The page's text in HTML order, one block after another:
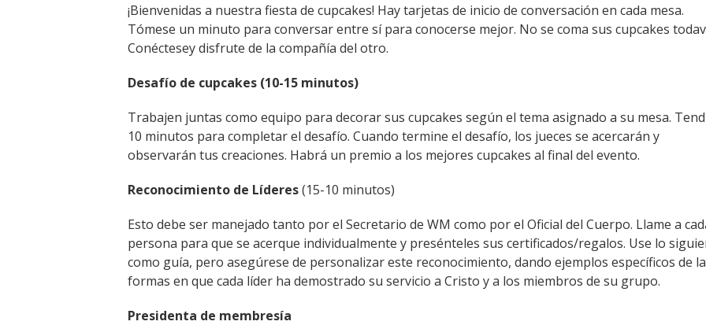
¡Bienvenidas a nuestra fiesta de cupcakes! Hay tarjetas de inicio de conversación en cada mesa.
Tómese un minuto para conversar entre sí para conocerse mejor. No se coma sus cupcakes
Conéctesey disfrute de la compañía del otro.
Desafío de cupcakes (10-15 minutos)
Trabajen juntas como equipo para decorar sus cupcakes según el tema asignado a su mesa.
10 minutos para completar el desafío. Cuando termine el desafío, los jueces se acercarán y
observarán tus creaciones. Habrá un premio a los mejores cupcakes al final del evento.
Reconocimiento de Líderes(15-10 minutos)
Esto debe ser manejado tanto por el Secretario de WM como por el Oficial del Cuerpo. Llame a
persona para que se acerque individualmente y presénteles sus certificados/regalos. Use lo
como guía, pero asegúrese de personalizar este reconocimiento, dando ejemplos específicos de
formas en que cada líder ha demostrado su servicio a Cristo y a los miembros de su grupo.
Presidenta de membresía